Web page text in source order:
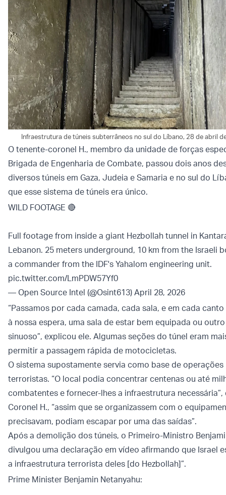
Infraestrutura de túneis subterrâneos no sul do Líbano, 28 de abril
O tenente-coronel H., membro da unidade de forças
Brigada de Engenharia de Combate, passou dois anos
diversos túneis em Gaza, Judeia e Samaria e no sul do
que esse sistema de túneis era único.
WILD FOOTAGE 🔴
Full footage from inside a giant Hezbollah tunnel in
Lebanon. 25 meters underground, 10 km from the Israeli
a commander from the IDF's Yahalom engineering unit.
pic.twitter.com/LmPDW57Yf0
— Open Source Intel (@Osint613) April 28, 2026
“Passamos por cada camada, cada sala, e em cada
à nossa espera, uma sala de estar bem equipada ou
sinuoso”, explicou ele. Algumas seções do túnel eram
permitir a passagem rápida de motocicletas.
O sistema supostamente servia como base de
terroristas. “O local podia concentrar centenas ou até
combatentes e fornecer-lhes a infraestrutura necessária”,
Coronel H., “assim que se organizassem com o
precisavam, podiam escapar por uma das saídas”.
Após a demolição dos túneis, o Primeiro-Ministro
divulgou uma declaração em vídeo afirmando que Israel
a infraestrutura terrorista deles [do Hezbollah]”.
Prime Minister Benjamin Netanyahu: